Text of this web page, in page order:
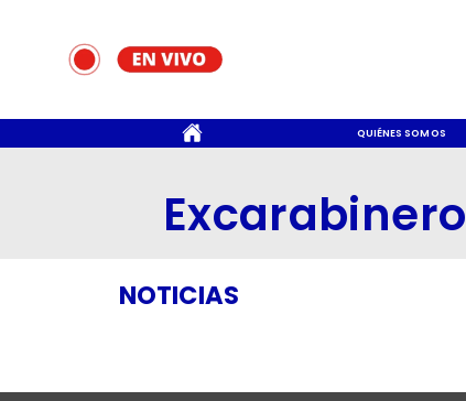
QUIÉNES SOMOS
Excarabinero
NOTICIAS